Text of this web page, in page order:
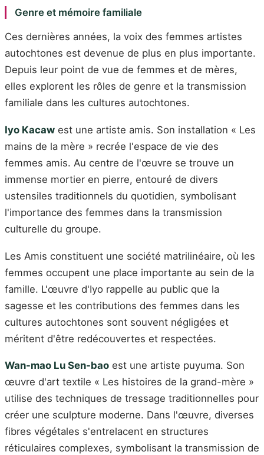
Genre et mémoire familiale
Ces dernières années, la voix des femmes artistes
autochtones est devenue de plus en plus importante.
Depuis leur point de vue de femmes et de mères,
elles explorent les rôles de genre et la transmission
familiale dans les cultures autochtones.
Iyo Kacaw est une artiste amis. Son installation « Les
mains de la mère » recrée l'espace de vie des
femmes amis. Au centre de l'œuvre se trouve un
immense mortier en pierre, entouré de divers
ustensiles traditionnels du quotidien, symbolisant
l'importance des femmes dans la transmission
culturelle du groupe.
Les Amis constituent une société matrilinéaire, où les
femmes occupent une place importante au sein de la
famille. L'œuvre d'Iyo rappelle au public que la
sagesse et les contributions des femmes dans les
cultures autochtones sont souvent négligées et
méritent d'être redécouvertes et respectées.
Wan-mao Lu Sen-bao est une artiste puyuma. Son
œuvre d'art textile « Les histoires de la grand-mère »
utilise des techniques de tressage traditionnelles pour
créer une sculpture moderne. Dans l'œuvre, diverses
fibres végétales s'entrelacent en structures
réticulaires complexes, symbolisant la transmission de